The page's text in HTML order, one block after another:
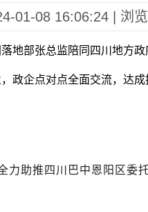
01-08 16:06:24 | 浏
部张总监陪同四川地方政
政企点对点全面交流，达
力助推四川巴中恩阳区委